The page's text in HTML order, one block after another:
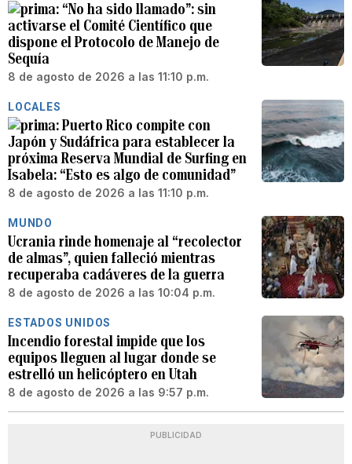
“No ha sido llamado”: sin
activarse el Comité Científico que
dispone el Protocolo de Manejo de
Sequía
8 de agosto de 2026 a las 11:10 p.m.
LOCALES
Puerto Rico compite con
Japón y Sudáfrica para establecer la
próxima Reserva Mundial de Surfing en
Isabela: “Esto es algo de comunidad”
8 de agosto de 2026 a las 11:10 p.m.
MUNDO
Ucrania rinde homenaje al “recolector
de almas”, quien falleció mientras
recuperaba cadáveres de la guerra
8 de agosto de 2026 a las 10:04 p.m.
ESTADOS UNIDOS
Incendio forestal impide que los
equipos lleguen al lugar donde se
estrelló un helicóptero en Utah
8 de agosto de 2026 a las 9:57 p.m.
PUBLICIDAD